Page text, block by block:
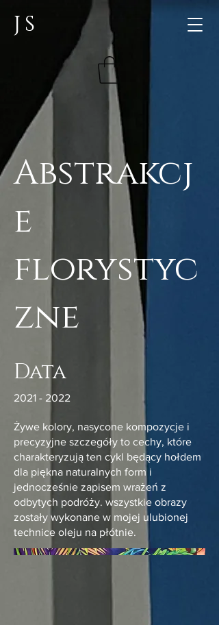
JS
Abstrakcj
e
florystyc
zne
Data
2021 - 2022
Żywe kolory, nasycone kompozycje i
precyzyjne szczegóły to cechy, które
charakteryzują ten cykl będący hołdem
dla piękna naturalnych form i
jednocześnie zapisem wrażeń z
odbytych podróży. wszystkie obrazy
zostały wykonane w mojej ulubionej
technice oleju na płótnie.